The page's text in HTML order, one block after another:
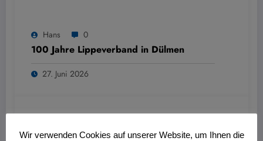
Hans 0
100 Jahre Lippeverband in Dülmen
27. Juni 2026
Wir verwenden Cookies auf unserer Website, um Ihnen die